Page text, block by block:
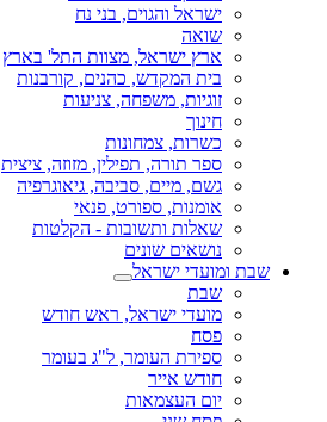
ישראל והגוים, בני נח
שואה
ארץ ישראל, מצוות התל' בארץ
בית המקדש, כהנים, קורבנות
זוגיות, משפחה, צניעות
חינוך
כשרות, צמחונות
ספר תורה, תפילין, מזוזה, ציצית
גשם, מיים, סביבה, גיאוגרפיה
אומנות, ספורט, פנאי
שאלות ותשובות - הקלטות
נושאים שונים
שבת ומועדי ישראל
שבת
מועדי ישראל, ראש חודש
פסח
ספירת העומר, ל"ג בעומר
חודש אייר
יום העצמאות